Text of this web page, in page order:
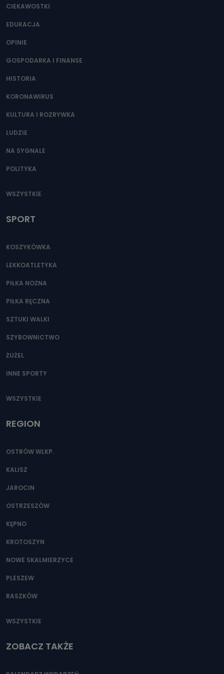
CIEKAWOSTKI
EDUKACJA
OPINIE
GOSPODARKA I FINANSE
HISTORIA
KORONAWIRUS
KULTURA I ROZRYWKA
LUDZIE
NA SYGNALE
POLITYKA
WSZYSTKIE
SPORT
KOSZYKÓWKA
LEKKOATLETYKA
PIŁKA NOŻNA
PIŁKA RĘCZNA
SZTUKI WALKI
SZYBOWNICTWO
ŻUŻEL
INNE SPORTY
WSZYSTKIE
REGION
OSTRÓW WLKP.
KALISZ
JAROCIN
OSTRZESZÓW
KĘPNO
KROTOSZYN
NOWE SKALMIERZYCE
PLESZEW
RASZKÓW
WSZYSTKIE
ZOBACZ TAKŻE